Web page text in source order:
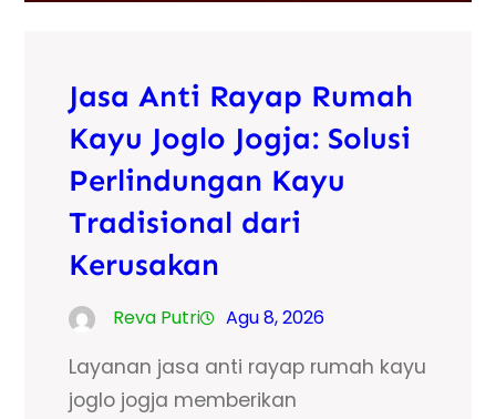
Jasa Anti Rayap Rumah
Kayu Joglo Jogja: Solusi
Perlindungan Kayu
Tradisional dari
Kerusakan
Reva Putri Agu 8, 2026
Layanan jasa anti rayap rumah kayu
joglo jogja memberikan